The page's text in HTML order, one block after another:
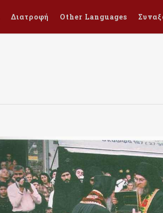
Διατροφή Other Languages